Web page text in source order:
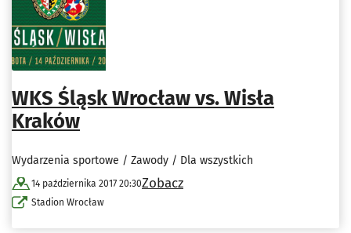
WKS Śląsk Wrocław vs. Wisła
Kraków
Wydarzenia sportowe / Zawody / Dla wszystkich
14 października 2017 20:30
Stadion Wrocław
Zobacz